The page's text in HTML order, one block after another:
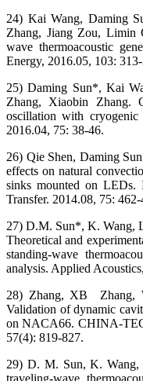
24) Kai Wang, Daming
Zhang, Jiang Zou, Limin
wave thermoacoustic
Energy, 2016.05, 103:
25) Daming Sun*, Kai
Zhang, Xiaobin Zhang.
oscillation with cryogenic
2016.04, 75: 38-46.
26) Qie Shen, Daming
effects on natural
sinks mounted on LEDs.
Transfer. 2014.08, 75: 462-
27) D.M. Sun*, K. Wang,
Theoretical and
standing-wave
analysis. Applied
28) Zhang, XB
Validation of dynamic
on NACA66. CHINA-
57(4): 819-827.
29) D. M. Sun, K.
traveling-wave